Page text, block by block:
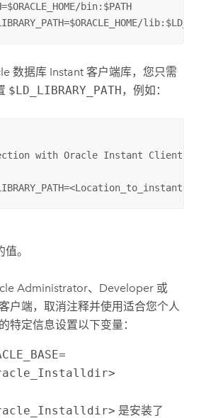
bin:$PATH
数据库 Instant 客户端库，您只需
$LD_LIBRARY_PATH，例如：
with Oracle Instant Client
。
Administrator、Developer 或
户端，取消注释并使用适合您个人
特定信息设置以下变量：
是安装了